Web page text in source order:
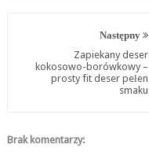
Następny
Zapiekany deser
kokosowo-borówkowy –
prosty fit deser pełen
smaku
Brak komentarzy: